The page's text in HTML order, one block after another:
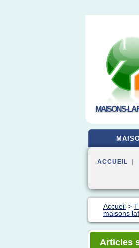
MAISONS-
ACCUEIL |
Accueil >
maisons
Articles